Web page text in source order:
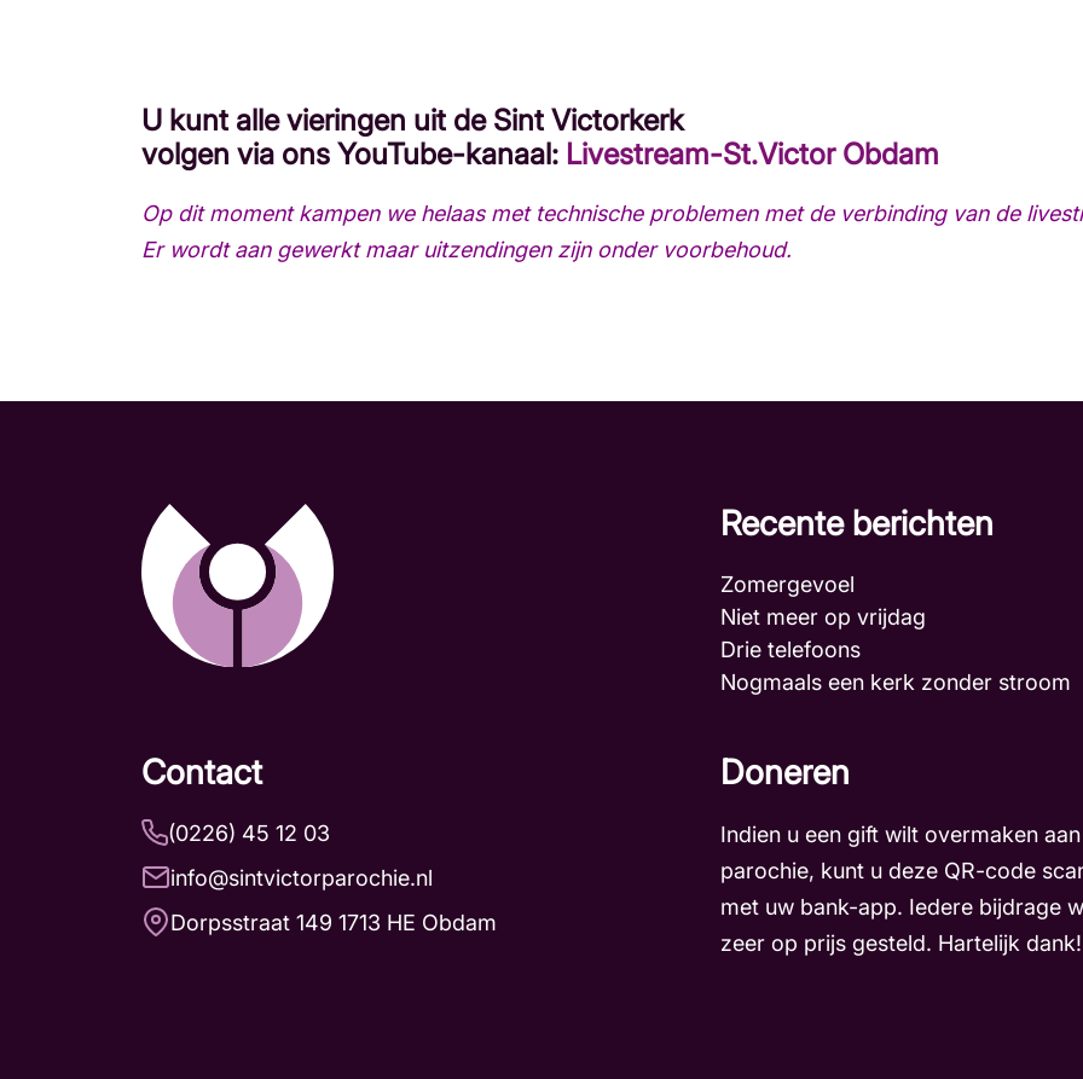
U kunt alle vieringen uit de Sint Victorkerk
volgen via ons YouTube-kanaal: Livestream-St.Victor Obdam
Op dit moment kampen we helaas met technische problemen met de verbinding van de
Er wordt aan gewerkt maar uitzendingen zijn onder voorbehoud.
Recente berichten
Zomergevoel
Niet meer op vrijdag
Drie telefoons
Nogmaals een kerk zonder stroom
Contact
(0226) 45 12 03
info@sintvictorparochie.nl
Dorpsstraat 149 1713 HE Obdam
Doneren
Indien u een gift wilt overmaken
parochie, kunt u deze QR-code
met uw bank-app. Iedere bijdrage
zeer op prijs gesteld. Hartelijk dank!